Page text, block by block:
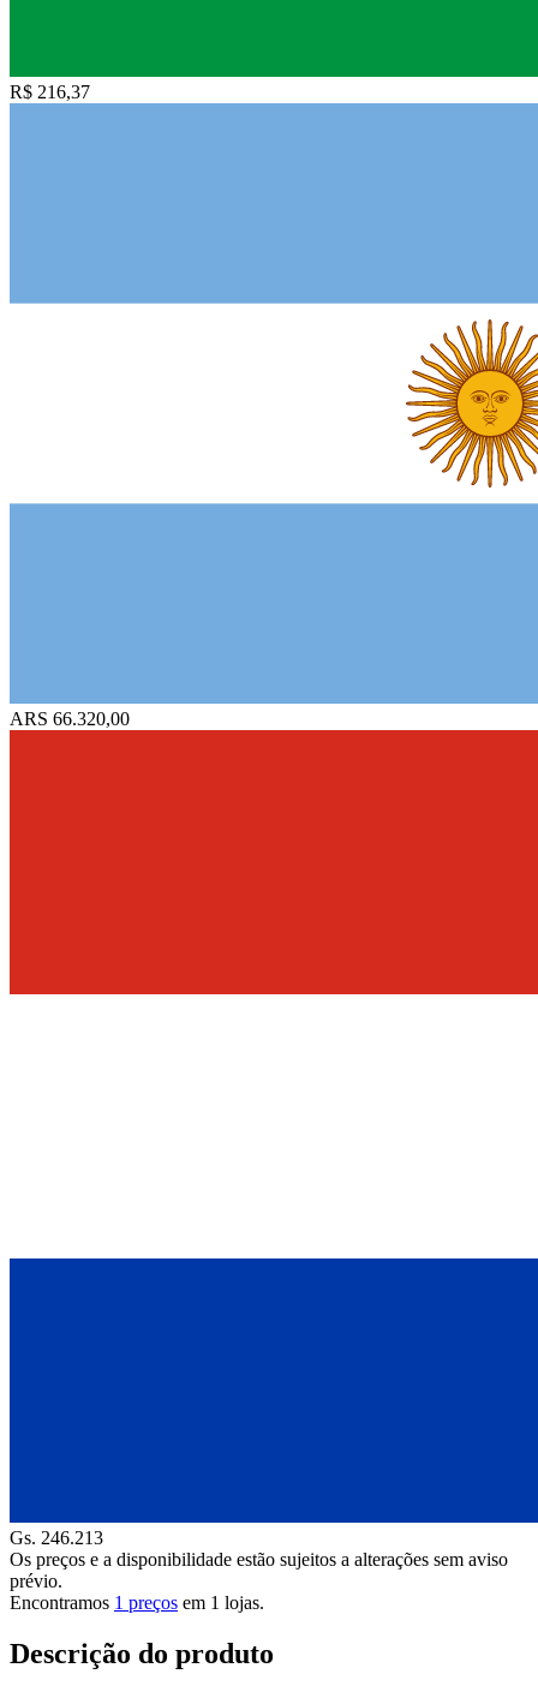
R$ 216,37
ARS 66.320,00
Gs. 246.213
Os preços e a disponibilidade estão sujeitos a alterações sem aviso
prévio.
Encontramos 1 preços em 1 lojas.
Descrição do produto